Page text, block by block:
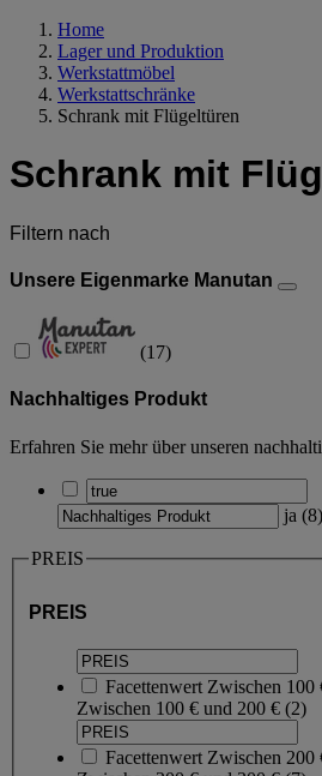
Home
Lager und Produktion
Werkstattmöbel
Werkstattschränke
Schrank mit Flügeltüren
Schrank mit
Filtern nach
Unsere Eigenmarke Manutan
(17)
Nachhaltiges Produkt
Erfahren Sie mehr über unseren
ja (8)
PREIS
PREIS
Facettenwert Zwischen 100
Zwischen 100 € und 200 € (2)
Facettenwert Zwischen 200